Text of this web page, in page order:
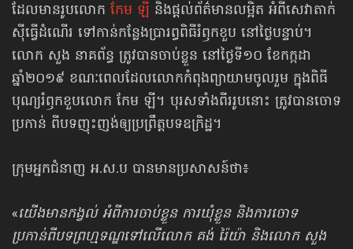
ដែលមានរូបលោក កែម ឡី និងផ្តល់ព័ត៌មានលម្អិត អំពីសេវាតាក់
ស៊ីធ្វើដំណើរ ទៅកាន់កន្លែងប្រារព្ធពិធីរំឭកខួប នៅថ្ងៃបន្ទាប់។
លោក សួង នាគព័ន្ធ ត្រូវបានចាប់ខ្លួន នៅថ្ងៃទី១០ ខែកក្កដា
ឆ្នាំ២០១៩ ខណៈពេលដែលលោកកំពុងព្យាយាមចូលរួម ក្នុងពិធី
បុណ្យរំឭកខួបលោក កែម ឡី។ បុរសទាំងពីររូបនោះ ត្រូវបានចោទ
ប្រកាន់ ពីបទញុះញង់ឲ្យប្រព្រឹត្តបទឧក្រិដ្ឋ។
ក្រុមអ្នកជំនាញ អ.ស.ប បានមានប្រសាសន៍ថា៖
«យើងមានកង្វល់ អំពីការចាប់ខ្លួន ការឃុំខ្លួន និងការចោទ
ប្រកាន់ពីបទព្រហ្មទណ្ឌទៅលើលោក គង់ រ៉ៃយ៉ា និងលោក សួង